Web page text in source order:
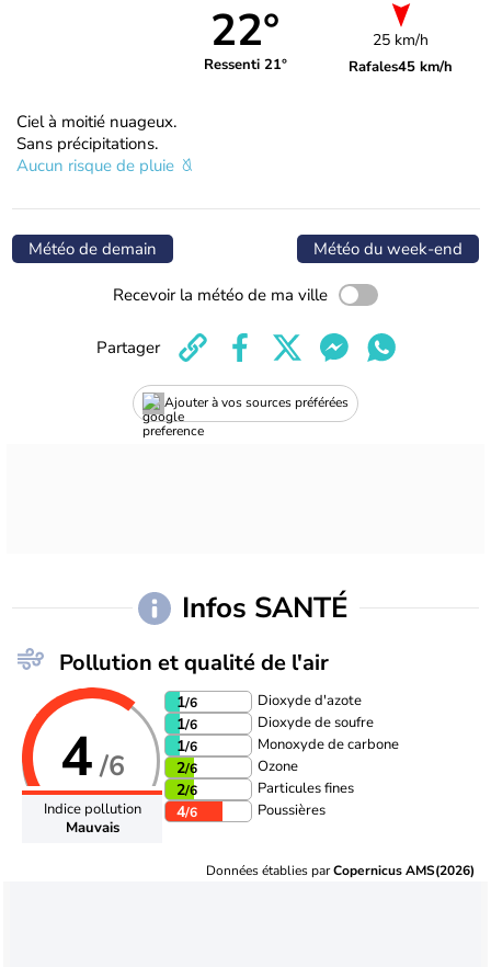
22°
Ressenti 21°
25 km/h
Rafales45 km/h
Ciel à moitié nuageux.
Sans précipitations.
Aucun risque de pluie
Météo de demain Météo du week-end
Recevoir la météo de ma ville
Ajouter à vos sources préférées
Partager
Infos SANTÉ
Pollution et qualité de l'air
4/6
Indice pollution
Mauvais
1/6 Dioxyde d'azote
1/6 Dioxyde de soufre
1/6 Monoxyde de carbone
2/6 Ozone
2/6 Particules fines
4/6 Poussières
Données établies parCopernicus AMS(2026)